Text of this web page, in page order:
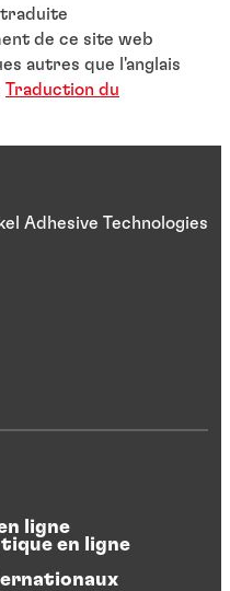
de ce site web
autres que l'anglais
Traduction du
Adhesive Technologies
ligne
en ligne